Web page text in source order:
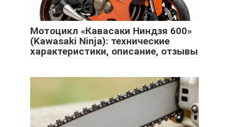
Мотоцикл «Кавасаки Ниндзя 600»
(Kawasaki Ninja): технические
характеристики, описание, отзывы